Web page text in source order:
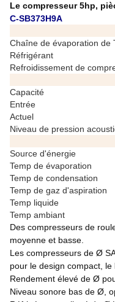
Le compresseur 5hp,
C-SB373H9A
Chaîne de évaporation de
Réfrigérant
Refroidissement de
Capacité
Entrée
Actuel
Niveau de pression
Source d'énergie
Temp de évaporation
Temp de condensation
Temp de gaz d'aspiration
Temp liquide
Temp ambiant
Des compresseurs de
moyenne et basse.
Les compresseurs de Ø
pour le design compact,
Rendement élevé de Ø
Niveau sonore bas de Ø,